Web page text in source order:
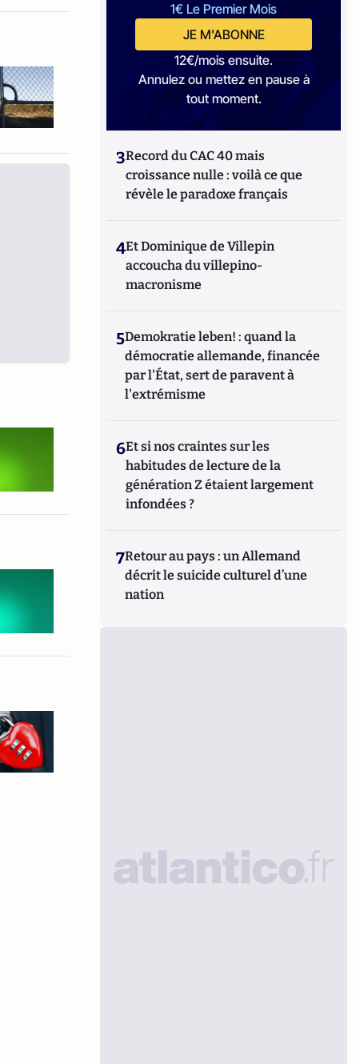
1€ Le Premier Mois
JE M'ABONNE
12€/mois ensuite.
Annulez ou mettez en pause à
tout moment.
3Record du CAC 40 mais
croissance nulle : voilà ce que
révèle le paradoxe français
4Et Dominique de Villepin
accoucha du villepino-
macronisme
5Demokratie leben! : quand la
démocratie allemande, financée
par l'État, sert de paravent à
l'extrémisme
6Et si nos craintes sur les
habitudes de lecture de la
génération Z étaient largement
infondées ?
7Retour au pays : un Allemand
décrit le suicide culturel d’une
nation